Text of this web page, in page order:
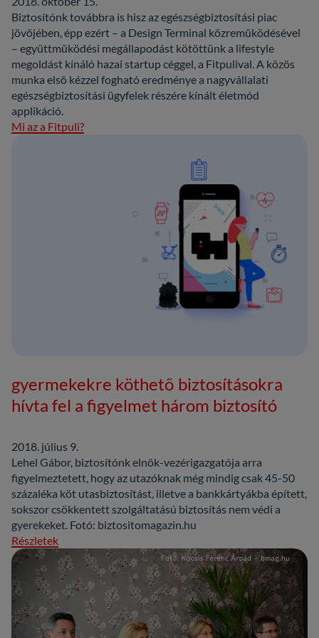
Biztosítónk továbbra is hisz az egészségbiztosítási piac
jövőjében, épp ezért – a Design Terminal közreműködésével
– együttműködési megállapodást kötöttünk a lifestyle
megoldást kínáló hazai startup céggel, a Fitpulival. A közös
munka első kézzel fogható eredménye a nagyvállalati
egészségbiztosítási ügyfelek részére kínált életmód
applikáció.
Mi az a Fitpuli?
gyermekekre köthető biztosításokra
hívta fel a figyelmet három biztosító
2018. július 9.
Lehel Gábor, biztosítónk elnök-vezérigazgatója arra
figyelmeztetett, hogy az utazóknak még mindig csak 45-50
százaléka köt utasbiztosítást, illetve a bankkártyákba épített,
sokszor csökkentett szolgáltatású biztosítás nem védi a
gyerekeket. Fotó: biztositomagazin.hu
Részletek